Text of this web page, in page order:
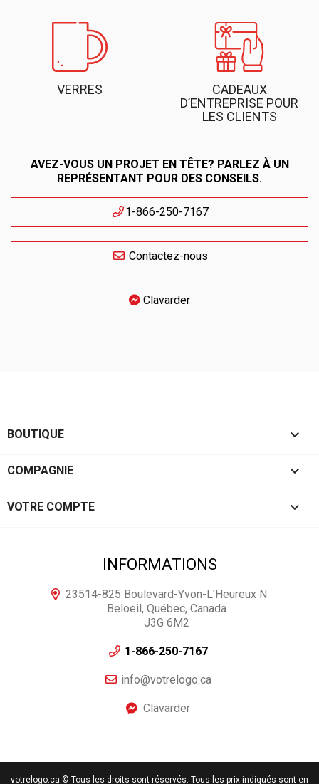
VERRES
CADEAUX
D’ENTREPRISE POUR
LES CLIENTS
AVEZ-VOUS UN PROJET EN TÊTE? PARLEZ À UN
REPRÉSENTANT POUR DES CONSEILS.
1-866-250-7167
Contactez-nous
Clavarder
BOUTIQUE 
COMPAGNIE 
VOTRE COMPTE 
INFORMATIONS
23514-825 Boulevard-Yvon-L'Heureux N
Beloeil, Québec, Canada
J3G 6M2
1-866-250-7167
info@votrelogo.ca
Clavarder
votrelogo.ca © Tous les droits sont réservés. Tous les prix indiqués sont en